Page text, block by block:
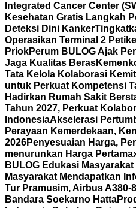
Integrated Cancer Center
Kesehatan Gratis Langkah
Deteksi Dini Kanker
Operasikan Terminal 2
PriokPerum BULOG Ajak
Jaga Kualitas Beras
Tata Kelola Kolaborasi
untuk Perkuat Kompetensi
Hadirkan Rumah Sakit
Tahun 2027, Perkuat
IndonesiaAkselerasi
Perayaan Kemerdekaan,
2026Penyesuaian Harga,
menurunkan Harga
BULOG Edukasi
Masyarakat Mendapatkan
Tur Pramusim, Airbus A380-
Bandara Soekarno Hatta